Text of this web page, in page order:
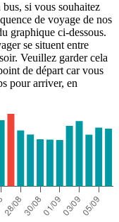
si vous souhaitez
de voyage de nos
graphique ci-dessous.
se situent entre
Veuillez garder cela
de départ car vous
pour arriver, en